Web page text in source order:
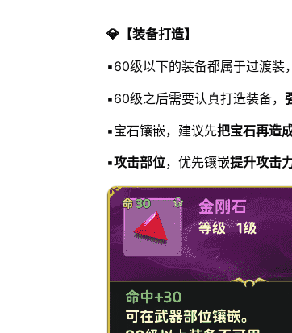
💎【装备打造】
▪️60级以下的装备都属于过渡装
▪️60级之后需要认真打造装备，
▪️宝石镶嵌，建议先把宝石再造
▪️攻击部位，优先镶嵌提升攻击